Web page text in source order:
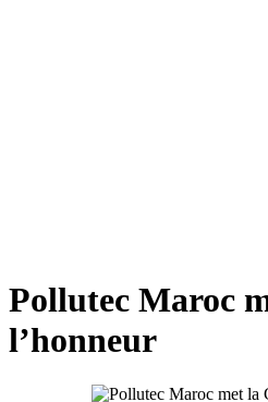
Pollutec Maroc
l’honneur